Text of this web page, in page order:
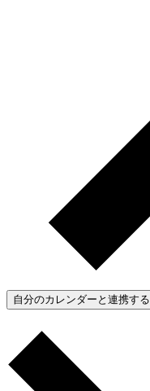
自分のカレンダーと連携する